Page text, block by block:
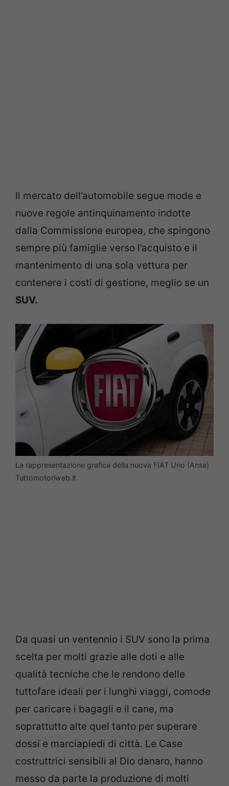
Il mercato dell’automobile segue mode e
nuove regole antinquinamento indotte
dalla Commissione europea, che spingono
sempre più famiglie verso l’acquisto e il
mantenimento di una sola vettura per
contenere i costi di gestione, meglio se un
SUV.
La rappresentazione grafica della nuova FIAT Uno (Ansa)
Tuttomotoriweb.it
Da quasi un ventennio i SUV sono la prima
scelta per molti grazie alle doti e alle
qualità tecniche che le rendono delle
tuttofare ideali per i lunghi viaggi, comode
per caricare i bagagli e il cane, ma
soprattutto alte quel tanto per superare
dossi e marciapiedi di città. Le Case
costruttrici sensibili al Dio danaro, hanno
messo da parte la produzione di molti